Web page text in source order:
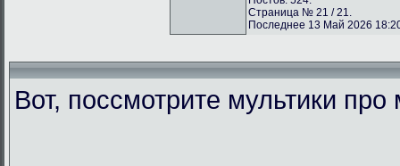
Страница № 21 / 21.
Последнее 13 Май 2026
Вот, поссмотрите мультики